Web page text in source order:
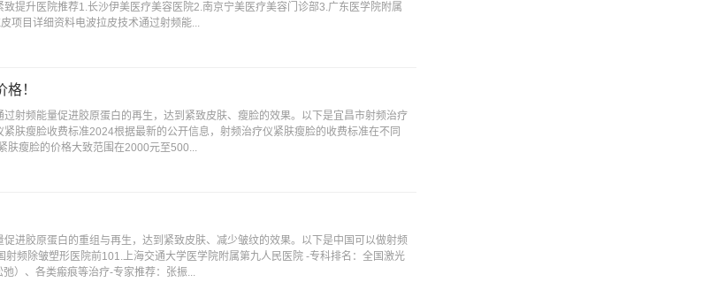
提升医院推荐1.长沙伊美医疗美容医院2.南京宁美医疗美容门诊部3.广东医学院附属
项目详细资料电波拉皮技术通过射频能...
！
射频能量促进胶原蛋白的再生，达到紧致皮肤、瘦脸的效果。以下是宜昌市射频治疗
肤瘦脸收费标准2024根据最新的公开信息，射频治疗仪紧肤瘦脸的收费标准在不同
肤瘦脸的价格大致范围在2000元至500...
进胶原蛋白的重组与再生，达到紧致皮肤、减少皱纹的效果。以下是中国可以做射频
频除皱塑形医院前101.上海交通大学医学院附属第九人民医院 -专科排名：全国激光
）、各类瘢痕等治疗-专家推荐：张振...